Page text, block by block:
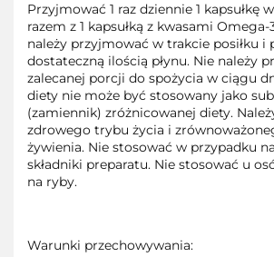
Przyjmować 1 raz dziennie 1 kapsułkę
razem z 1 kapsułką z kwasami Omega-
należy przyjmować w trakcie posiłku i
dostateczną ilością płynu. Nie należy
zalecanej porcji do spożycia w ciągu
diety nie może być stosowany jako
(zamiennik) zróżnicowanej diety.
zdrowego trybu życia i
żywienia. Nie stosować w przypadku
składniki preparatu. Nie stosować u
na ryby.
Warunki przechowywania: